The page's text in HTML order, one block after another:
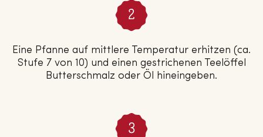
Eine Pfanne auf mittlere Temperatur erhitzen (ca.
Stufe 7 von 10) und einen gestrichenen Teelöffel
Butterschmalz oder Öl hineingeben.